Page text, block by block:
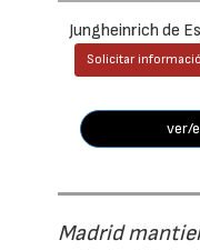
Jungheinrich de
Solicitar
ver/
Madrid